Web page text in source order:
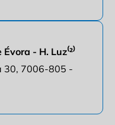
- H. Luz⁽²⁾
30, 7006-805 -